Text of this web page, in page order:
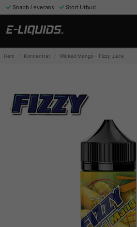
Snabb Leverans Stort Utbud
Hem Koncentrat Wicked Mango - Fizzy Juice